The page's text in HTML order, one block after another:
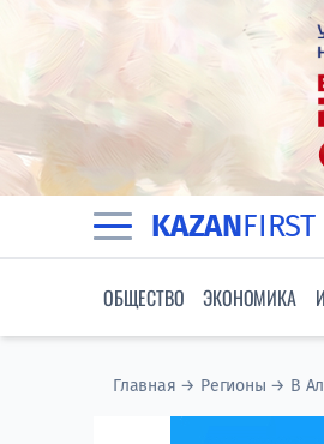
KAZANFIRST
ОБЩЕСТВО ЭКОНОМИКА
Главная → Регионы → В